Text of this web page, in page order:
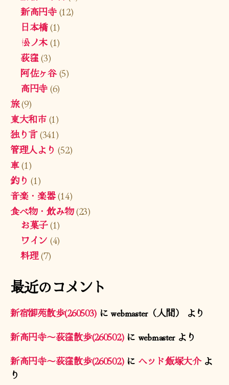
新高円寺(12)
日本橋(1)
松ノ木(1)
荻窪(3)
阿佐ヶ谷(5)
高円寺(6)
旅(9)
東大和市(1)
独り言(341)
管理人より (52)
車(1)
釣り (1)
音楽・楽器(14)
食べ物・飲み物(23)
お菓子(1)
ワイン (4)
料理(7)
最近のコメント
新宿御苑散歩(260503) にwebmaster（人間）
より
新高円寺〜荻窪散歩(260502)に webmasterより
新高円寺〜荻窪散歩(260502)に ヘッド飯塚大介よ
り